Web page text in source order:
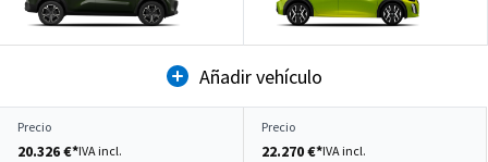
Añadir vehículo
Precio
20.326 €*IVA incl.
Precio
22.270 €*IVA incl.